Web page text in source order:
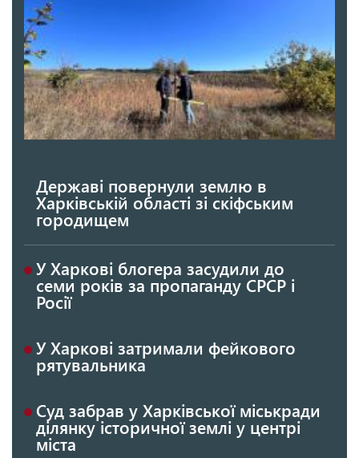
Державі повернули землю в
Харківській області зі скіфським
городищем
У Харкові блогера засудили до
семи років за пропаганду СРСР і
Росії
У Харкові затримали фейкового
рятувальника
Суд забрав у Харківської міськради
ділянку історичної землі у центрі
міста